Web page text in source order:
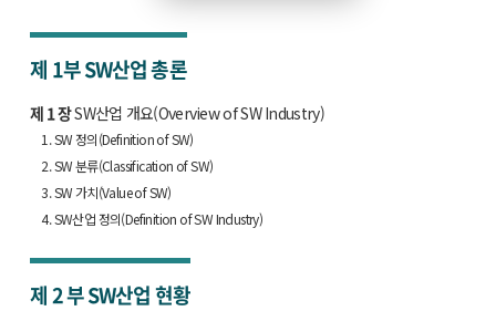
제 1부SW산업 총론
제 1 장SW산업 개요(Overview of SW Industry)
1. SW 정의(Definition of SW)
2. SW 분류(Classification of SW)
3. SW 가치(Value of SW)
4. SW산업 정의(Definition of SW Industry)
제 2 부SW산업 현황